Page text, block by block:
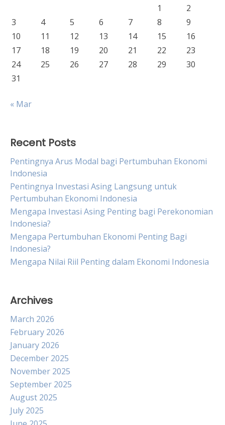
1
2
3
4 5 6 7 8
9
10
11 12 13 14 15
16
17
18 19 20 21 22
23
24
25 26 27 28 29
30
31
« Mar
Recent Posts
Pentingnya Arus Modal bagi Pertumbuhan Ekonomi
Indonesia
Pentingnya Investasi Asing Langsung untuk
Pertumbuhan Ekonomi Indonesia
Mengapa Investasi Asing Penting bagi Perekonomian
Indonesia?
Mengapa Pertumbuhan Ekonomi Penting Bagi
Indonesia?
Mengapa Nilai Riil Penting dalam Ekonomi Indonesia
Archives
March 2026
February 2026
January 2026
December 2025
November 2025
September 2025
August 2025
July 2025